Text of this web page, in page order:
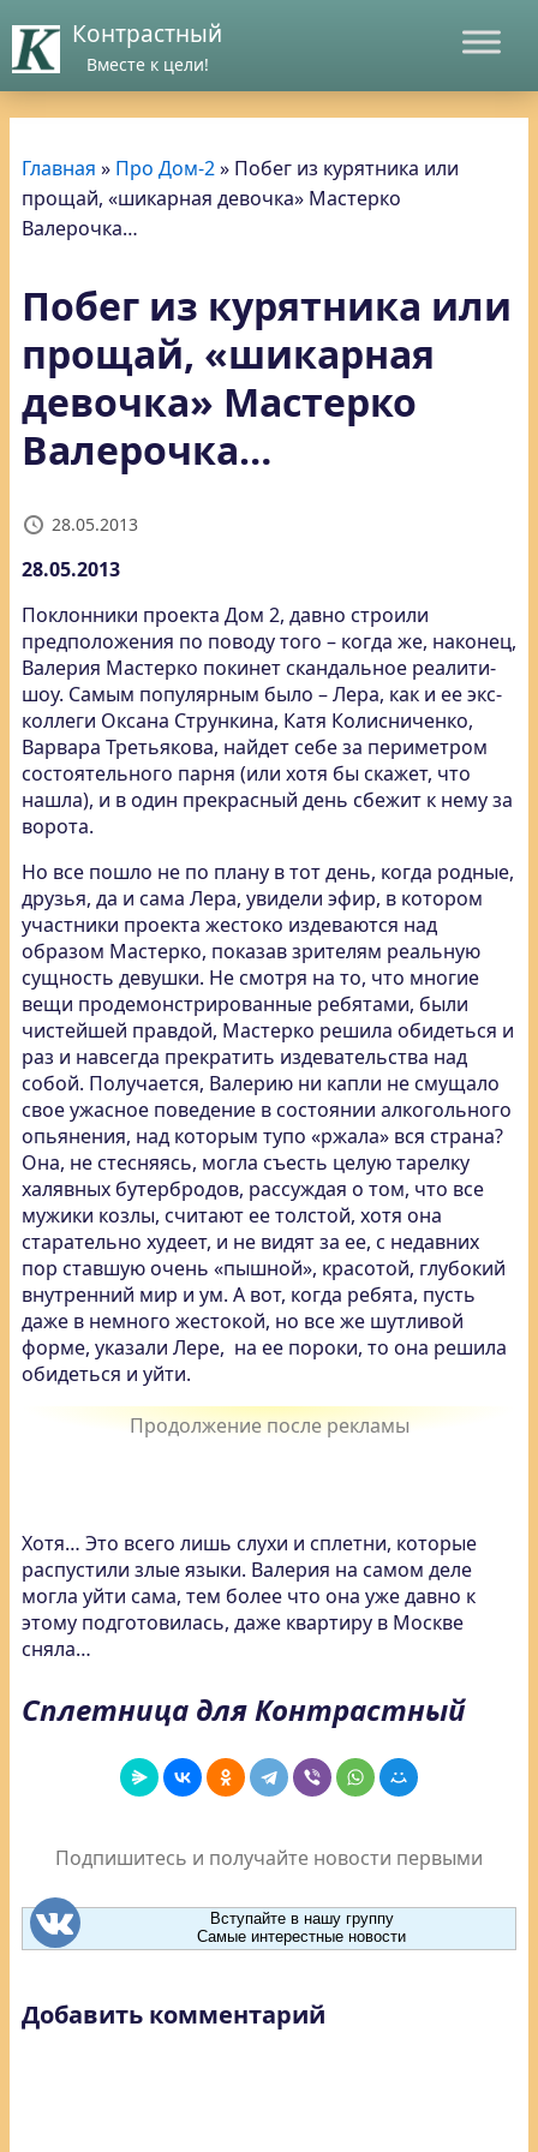
Контрастный
Вместе к цели!
Главная » Про Дом-2» Побег из курятника или
прощай, «шикарная девочка» Мастерко
Валерочка…
Побег из курятника или
прощай, «шикарная
девочка» Мастерко
Валерочка…
28.05.2013
28.05.2013
Поклонники проекта Дом 2, давно строили
предположения по поводу того – когда же, наконец,
Валерия Мастерко покинет скандальное реалити-
шоу. Самым популярным было – Лера, как и ее экс-
коллеги Оксана Стрункина, Катя Колисниченко,
Варвара Третьякова, найдет себе за периметром
состоятельного парня (или хотя бы скажет, что
нашла), и в один прекрасный день сбежит к нему за
ворота.
Но все пошло не по плану в тот день, когда родные,
друзья, да и сама Лера, увидели эфир, в котором
участники проекта жестоко издеваются над
образом Мастерко, показав зрителям реальную
сущность девушки. Не смотря на то, что многие
вещи продемонстрированные ребятами, были
чистейшей правдой, Мастерко решила обидеться и
раз и навсегда прекратить издевательства над
собой. Получается, Валерию ни капли не смущало
свое ужасное поведение в состоянии алкогольного
опьянения, над которым тупо «ржала» вся страна?
Она, не стесняясь, могла съесть целую тарелку
халявных бутербродов, рассуждая о том, что все
мужики козлы, считают ее толстой, хотя она
старательно худеет, и не видят за ее, с недавних
пор ставшую очень «пышной», красотой, глубокий
внутренний мир и ум. А вот, когда ребята, пусть
даже в немного жестокой, но все же шутливой
форме, указали Лере, на ее пороки, то она решила
обидеться и уйти.
Хотя… Это всего лишь слухи и сплетни, которые
распустили злые языки. Валерия на самом деле
могла уйти сама, тем более что она уже давно к
этому подготовилась, даже квартиру в Москве
сняла…
Сплетница для Контрастный
Подпишитесь и получайте новости первыми
Вступайте в нашу группу
Самые интерестные новости
Добавить комментарий